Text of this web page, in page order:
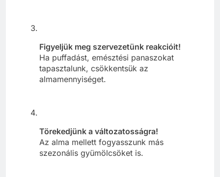
Figyeljük meg szervezetünk reakcióit!
Ha puffadást, emésztési panaszokat
tapasztalunk, csökkentsük az
almamennyiséget.
Törekedjünk a változatosságra!
Az alma mellett fogyasszunk más
szezonális gyümölcsöket is.